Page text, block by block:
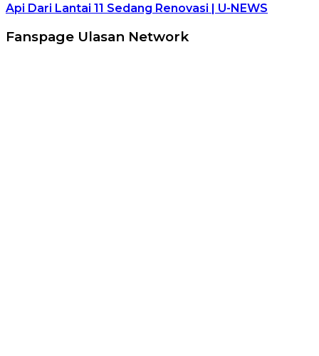
Api Dari Lantai 11 Sedang Renovasi | U-NEWS
Fanspage Ulasan Network